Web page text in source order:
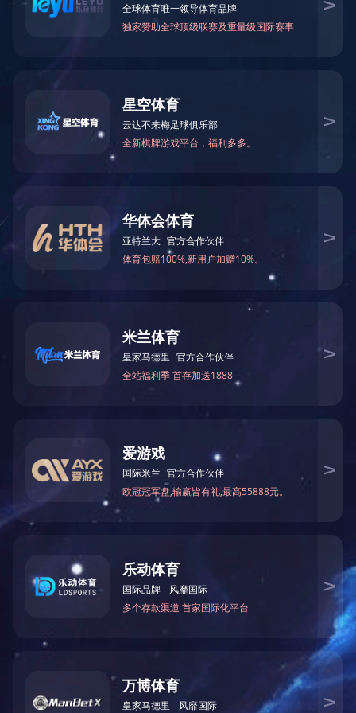
卧式铣镗加工中心-HBM-
项目：精加工设备
规格型号：HBM-4T
设备名称：卧式铣镗加工中心
备注：五轴